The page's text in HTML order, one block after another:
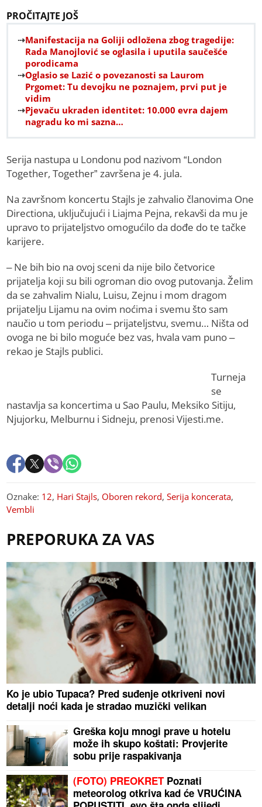
PROČITAJTE JOŠ
Manifestacija na Goliji odložena zbog tragedije:
Rada Manojlović se oglasila i uputila saučešće
porodicama
Oglasio se Lazić o povezanosti sa Laurom
Prgomet: Tu devojku ne poznajem, prvi put je
vidim
Pjevaču ukraden identitet: 10.000 evra dajem
nagradu ko mi sazna…
Serija nastupa u Londonu pod nazivom “London
Together, Together” završena je 4. jula.
Na završnom koncertu Stajls je zahvalio članovima One
Directiona, uključujući i Liajma Pejna, rekavši da mu je
upravo to prijateljstvo omogućilo da dođe do te tačke
karijere.
– Ne bih bio na ovoj sceni da nije bilo četvorice
prijatelja koji su bili ogroman dio ovog putovanja. Želim
da se zahvalim Nialu, Luisu, Zejnu i mom dragom
prijatelju Lijamu na ovim noćima i svemu što sam
naučio u tom periodu – prijateljstvu, svemu… Ništa od
ovoga ne bi bilo moguće bez vas, hvala vam puno –
rekao je Stajls publici.
Turneja
se
nastavlja sa koncertima u Sao Paulu, Meksiko Sitiju,
Njujorku, Melburnu i Sidneju, prenosi Vijesti.me.
Oznake: 12, Hari Stajls, Oboren rekord,Serija koncerata,
Vembli
PREPORUKA ZA VAS
Ko je ubio Tupaca? Pred suđenje otkriveni novi
detalji noći kada je stradao muzički velikan
Greška koju mnogi prave u hotelu
može ih skupo koštati: Provjerite
sobu prije raspakivanja
(FOTO) PREOKRETPoznati
meteorolog otkriva kad će VRUĆINA